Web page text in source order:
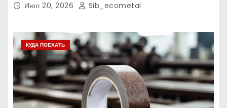
Июл 20, 2026 Sib_ecometal
КУДА ПОЕХАТЬ